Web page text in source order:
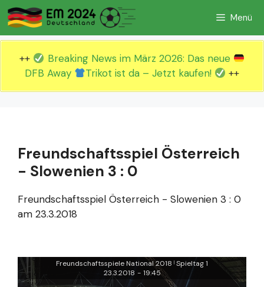
Zum
Inhalt
springen
Menü
++
Breaking News im März 2026: Das neue
DFB Away
Trikot ist da – Jetzt kaufen! ++
Freundschaftsspiel Österreich
- Slowenien 3 : 0
Freundschaftsspiel Österreich - Slowenien 3 : 0
am 23.3.2018
Freundschaftsspiele National 2018 | Spieltag 1
23.3.2018 - 19:45